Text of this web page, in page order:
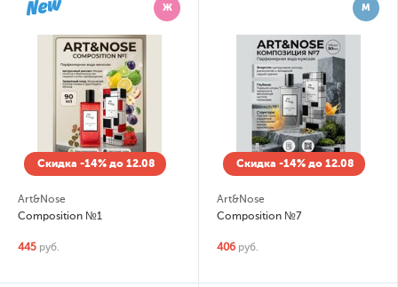
Ж
Скидка -14% до 12.08
Art&Nose
Composition №1
445 руб.
М
Скидка -14% до 12.08
Art&Nose
Composition №7
406 руб.